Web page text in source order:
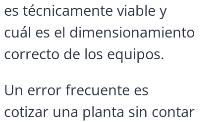
es técnicamente viable y
cuál es el dimensionamiento
correcto de los equipos.
Un error frecuente es
cotizar una planta sin contar